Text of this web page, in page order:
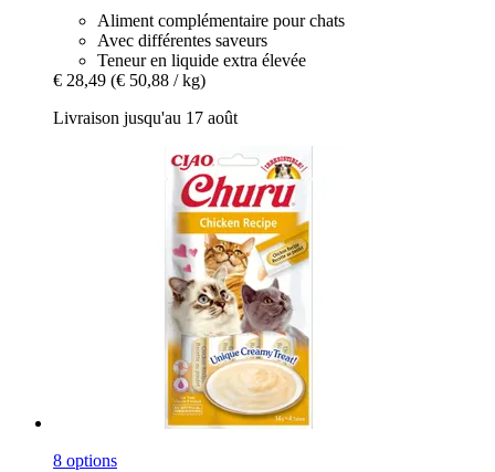
Aliment complémentaire pour chats
Avec différentes saveurs
Teneur en liquide extra élevée
€ 28,49 (€ 50,88 / kg)
Livraison jusqu'au 17 août
8 options